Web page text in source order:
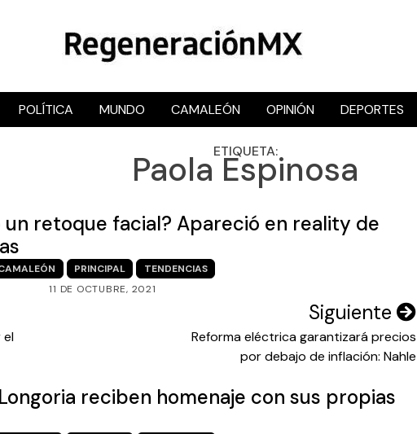
RegeneraciónMX
Sitio de noticias libre e independiente
POLÍTICA MUNDO CAMALEÓN OPINIÓN DEPORTES
ETIQUETA:
Paola Espinosa
un retoque facial? Apareció en reality de
PRINCIPAL
TENDENCIAS
11 DE OCTUBRE, 2021
el
Siguiente
Reforma eléctrica garantizará precios
por debajo de inflación: Nahle
reciben homenaje con sus propias